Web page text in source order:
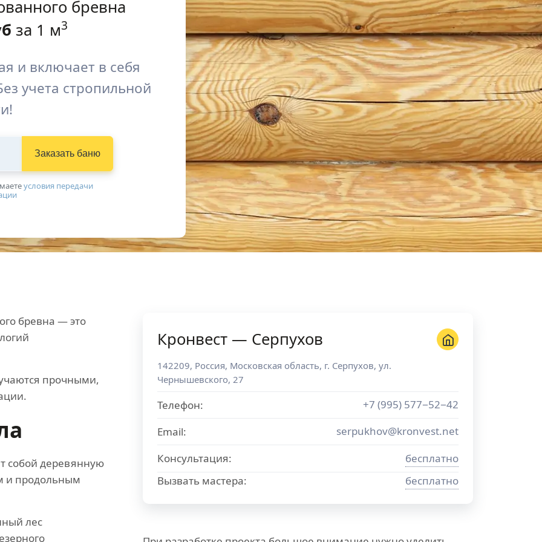
бревна
за 1 м3
и включает в себя
учета стропильной
Заказать баню
условия передачи
бревна — это
прочными,
собой деревянную
и продольным
лес
Кронвест — Серпухов
142209, Россия, Московская область, г. Серпухов, ул.
Чернышевского, 27
Телефон:
+7 (995) 577−52−42
Email:
serpukhov@kronvest.net
Консультация:
бесплатно
Вызвать мастера:
бесплатно